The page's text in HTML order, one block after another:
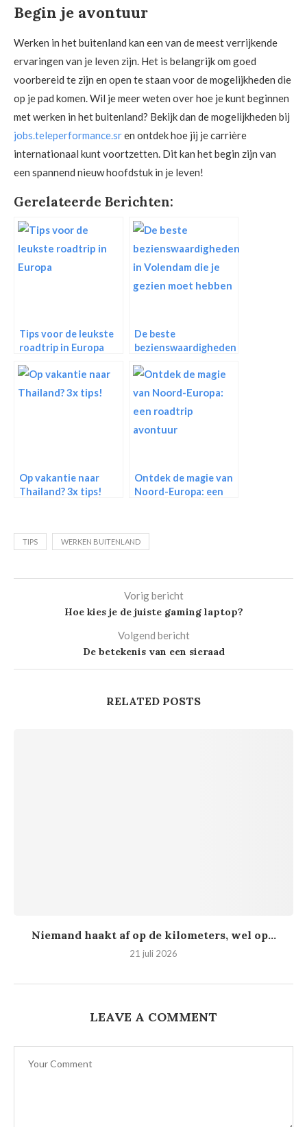
Begin je avontuur
Werken in het buitenland kan een van de meest verrijkende
ervaringen van je leven zijn. Het is belangrijk om goed
voorbereid te zijn en open te staan voor de mogelijkheden die
op je pad komen. Wil je meer weten over hoe je kunt beginnen
met werken in het buitenland? Bekijk dan de mogelijkheden bij
jobs.teleperformance.sren ontdek hoe jij je carrière
internationaal kunt voortzetten. Dit kan het begin zijn van
een spannend nieuw hoofdstuk in je leven!
Gerelateerde Berichten:
Tips voor de leukste
roadtrip in Europa
De beste
bezienswaardigheden
gezien moet hebben
Op vakantie naar
Thailand? 3x tips!
Ontdek de magie van
Noord-Europa: een
TIPS WERKEN BUITENLAND
Vorig bericht
Hoe kies je de juiste gaming laptop?
Volgend bericht
De betekenis van een sieraad
RELATED POSTS
Niemand haakt af op de kilometers, wel op...
21 juli 2026
LEAVE A COMMENT